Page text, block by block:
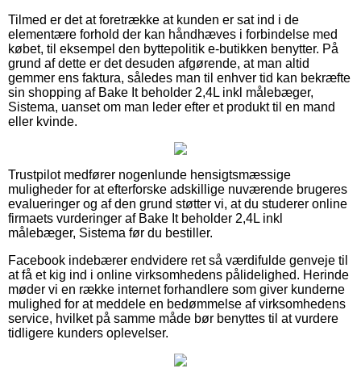
Tilmed er det at foretrække at kunden er sat ind i de
elementære forhold der kan håndhæves i forbindelse med
købet, til eksempel den byttepolitik e-butikken benytter. På
grund af dette er det desuden afgørende, at man altid
gemmer ens faktura, således man til enhver tid kan bekræfte
sin shopping af Bake It beholder 2,4L inkl målebæger,
Sistema, uanset om man leder efter et produkt til en mand
eller kvinde.
Trustpilot medfører nogenlunde hensigtsmæssige
muligheder for at efterforske adskillige nuværende brugeres
evalueringer og af den grund støtter vi, at du studerer online
firmaets vurderinger af Bake It beholder 2,4L inkl
målebæger, Sistema før du bestiller.
Facebook indebærer endvidere ret så værdifulde genveje til
at få et kig ind i online virksomhedens pålidelighed. Herinde
møder vi en række internet forhandlere som giver kunderne
mulighed for at meddele en bedømmelse af virksomhedens
service, hvilket på samme måde bør benyttes til at vurdere
tidligere kunders oplevelser.